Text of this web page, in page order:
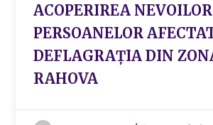
ACOPERIREA NEVOILOR
PERSOANELOR
DEFLAGRAȚIA DIN
RAHOVA